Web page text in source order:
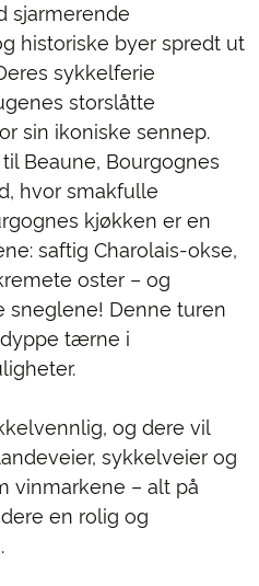
sjarmerende
historiske byer spredt ut
sykkelferie
storslåtte
sin ikoniske sennep.
Beaune, Bourgognes
hvor smakfulle
kjøkken er en
saftig Charolais-okse,
oster – og
Denne turen
tærne i
og dere vil
sykkelveier og
vinmarkene – alt på
en rolig og